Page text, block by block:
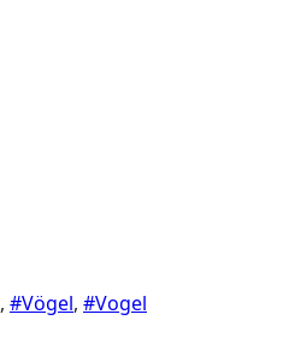
, #Vögel, #Vogel